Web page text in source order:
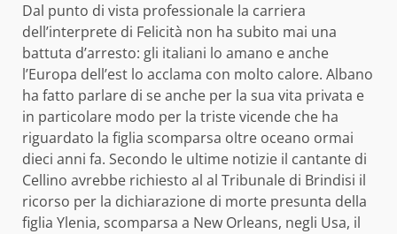
Dal punto di vista professionale la carriera
dell’interprete di Felicità non ha subito mai una
battuta d’arresto: gli italiani lo amano e anche
l’Europa dell’est lo acclama con molto calore. Albano
ha fatto parlare di se anche per la sua vita privata e
in particolare modo per la triste vicende che ha
riguardato la figlia scomparsa oltre oceano ormai
dieci anni fa. Secondo le ultime notizie il cantante di
Cellino avrebbe richiesto al al Tribunale di Brindisi il
ricorso per la dichiarazione di morte presunta della
figlia Ylenia, scomparsa a New Orleans, negli Usa, il